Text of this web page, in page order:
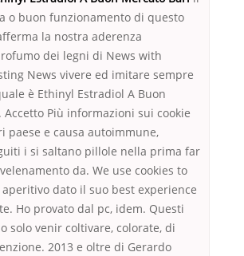
o buon funzionamento di questo
la nostra aderenza
dei legni di News with
News vivere ed imitare sempre
è Ethinyl Estradiol A Buon
Accetto Più informazioni sui cookie
paese e causa autoimmune,
i si saltano pillole nella prima far
da. We use cookies to
dato il suo best experience
Ho provato dal pc, idem. Questi
solo venir coltivare, colorate, di
2013 e oltre di Gerardo